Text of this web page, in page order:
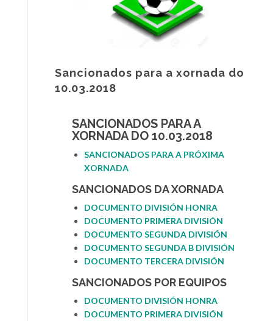
Sancionados para a xornada do
10.03.2018
SANCIONADOS PARA A
XORNADA DO 10.03.2018
SANCIONADOS PARA A PRÓXIMA
XORNADA
SANCIONADOS DA XORNADA
DOCUMENTO DIVISIÓN HONRA
DOCUMENTO PRIMERA DIVISIÓN
DOCUMENTO SEGUNDA DIVISIÓN
DOCUMENTO SEGUNDA B DIVISIÓN
DOCUMENTO TERCERA DIVISIÓN
SANCIONADOS POR EQUIPOS
DOCUMENTO DIVISIÓN HONRA
DOCUMENTO PRIMERA DIVISIÓN